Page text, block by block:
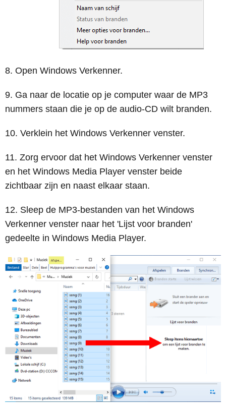
Open Windows Verkenner.
Ga naar de locatie op je computer waar de MP3
nummers staan die je op de audio-CD wilt branden.
Verklein het Windows Verkenner venster.
Zorg ervoor dat het Windows Verkenner venster
en het Windows Media Player venster beide
zichtbaar zijn en naast elkaar staan.
Sleep de MP3-bestanden van het Windows
Verkenner venster naar het 'Lijst voor branden'
gedeelte in Windows Media Player.